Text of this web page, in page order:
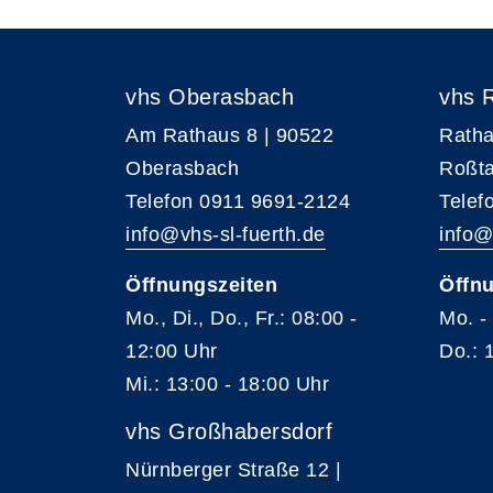
vhs Oberasbach
Am Rathaus 8 | 90522
Oberasbach
Telefon 0911 9691-2124
info@vhs-sl-fuerth.de
Öffnungszeiten
Mo., Di., Do., Fr.: 08:00 -
12:00 Uhr
Mi.: 13:00 - 18:00 Uhr
vhs Großhabersdorf
Nürnberger Straße 12 |
vhs
Mo. -
Do.: